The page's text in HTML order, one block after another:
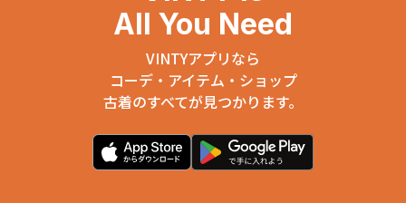
All You Need
VINTYアプリなら
コーデ・アイテム・ショップ
古着のすべてが見つかります。